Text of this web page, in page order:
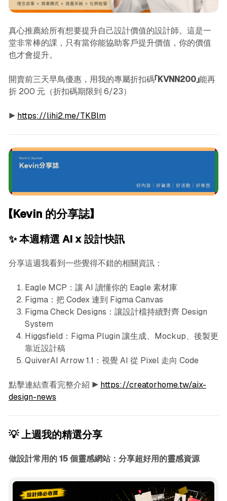
真心推薦給所有想要提升自己設計價值的設計師。這是一
堂非常棒的課，只有當你能協助客戶提升價值，你的價值
也才會提升。
開賣前三天早鳥優惠，用我的專屬折扣碼「KVNN200」能再
折 200 元（折扣碼期限到 6/23）
▶︎ https://lihi2.me/TKBlm
【Kevin 的分享誌】
✨ 本週精選 AI x 設計快訊
分享這週我看到一些覺得不錯的相關資訊：
Eagle MCP：讓 AI 讀懂你的 Eagle 素材庫
Figma：把 Codex 連到 Figma Canvas
Figma Check Designs：讓設計檔持續對齊 Design
System
Higgsfield：Figma Plugin 讓生成、Mockup、後製更
靠近設計稿
QuiverAI Arrow 1.1：視覺 AI 從 Pixel 走向 Code
點擊連結查看完整介紹 ▶︎ https://creatorhome.tw/aix-
design-news
💡 上週我的精選分享
做設計常用的 15 個靈感網站：分享超好用的靈感資源